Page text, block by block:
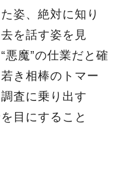
姿、絶対に知り
を話す姿を見
悪魔”の仕業だと確
き相棒のトマー
査に乗り出す
目にすること